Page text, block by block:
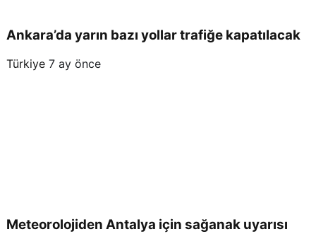
Ankara’da yarın bazı yollar trafiğe kapatılacak
Türkiye 7 ay önce
Meteorolojiden Antalya için sağanak uyarısı